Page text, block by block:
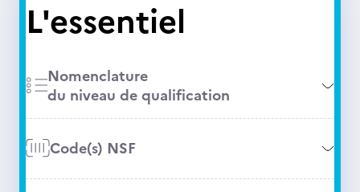
L'essentiel
Nomenclature
du niveau de qualification
Code(s) NSF